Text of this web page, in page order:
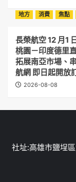
地方
消費 焦點
長榮航空 12 月1
桃園－印度德里
拓展南亞市場、
航網 即日起開放
2026-08-08
社址:高雄市鹽埕